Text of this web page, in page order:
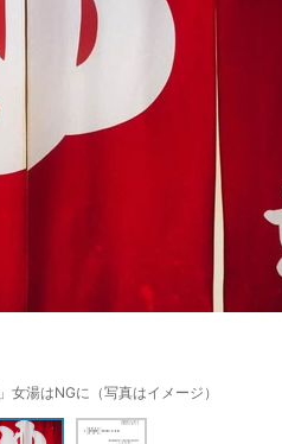
女湯はNGに（写真はイメージ）